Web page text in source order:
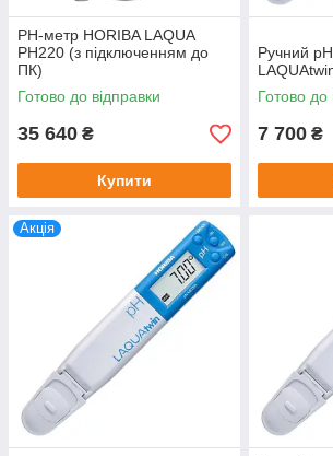
PH-метр HORIBA LAQUA
PH220 (з підключенням до
ПК)
Готово до відправки
35 640 ₴
Купити
Ручний
Готово до
7 700 ₴
Акція